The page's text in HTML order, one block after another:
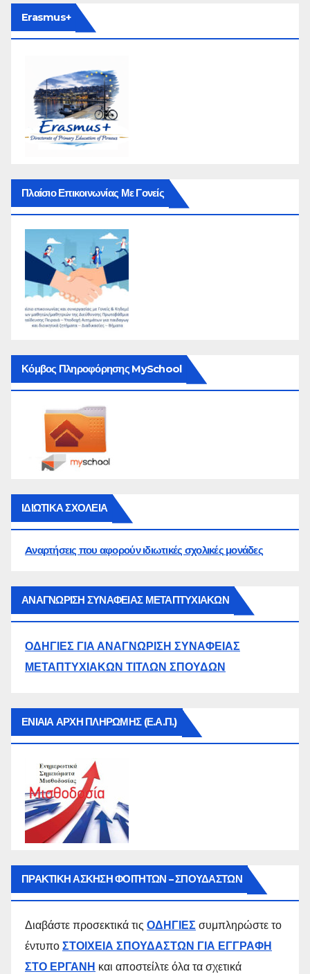
Erasmus+
Πλαίσιο Επικοινωνίας Με Γονείς
Κόμβος Πληροφόρησης MySchool
ΙΔΙΩΤΙΚΑ ΣΧΟΛΕΙΑ
Aναρτήσεις που αφορούν ιδιωτικές σχολικές μονάδες
ΑΝΑΓΝΩΡΙΣΗ ΣΥΝΑΦΕΙΑΣ ΜΕΤΑΠΤΥΧΙΑΚΩΝ
ΟΔΗΓΙΕΣ ΓΙΑ ΑΝΑΓΝΩΡΙΣΗ ΣΥΝΑΦΕΙΑΣ
ΜΕΤΑΠΤΥΧΙΑΚΩΝ ΤΙΤΛΩΝ ΣΠΟΥΔΩΝ
ΕΝΙΑΙΑ ΑΡΧΗ ΠΛΗΡΩΜΗΣ (Ε.Α.Π.)
ΠΡΑΚΤΙΚΗ ΑΣΚΗΣΗ ΦΟΙΤΗΤΩΝ – ΣΠΟΥΔΑΣΤΩΝ
Διαβάστε προσεκτικά τις ΟΔΗΓΙΕΣ συμπληρώστε το
έντυπο ΣΤΟΙΧΕΙΑ ΣΠΟΥΔΑΣΤΩΝ ΓΙΑ ΕΓΓΡΑΦΗ
ΣΤΟ ΕΡΓΑΝΗ και αποστείλτε όλα τα σχετικά